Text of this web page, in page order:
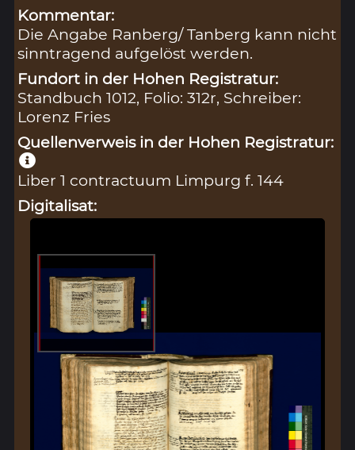
Kommentar:
Die Angabe Ranberg/ Tanberg kann nicht
sinntragend aufgelöst werden.
Fundort in der Hohen Registratur:
Standbuch 1012, Folio: 312r, Schreiber:
Lorenz Fries
Quellenverweis in der Hohen Registratur:
Liber 1 contractuum Limpurg f. 144
Digitalisat: